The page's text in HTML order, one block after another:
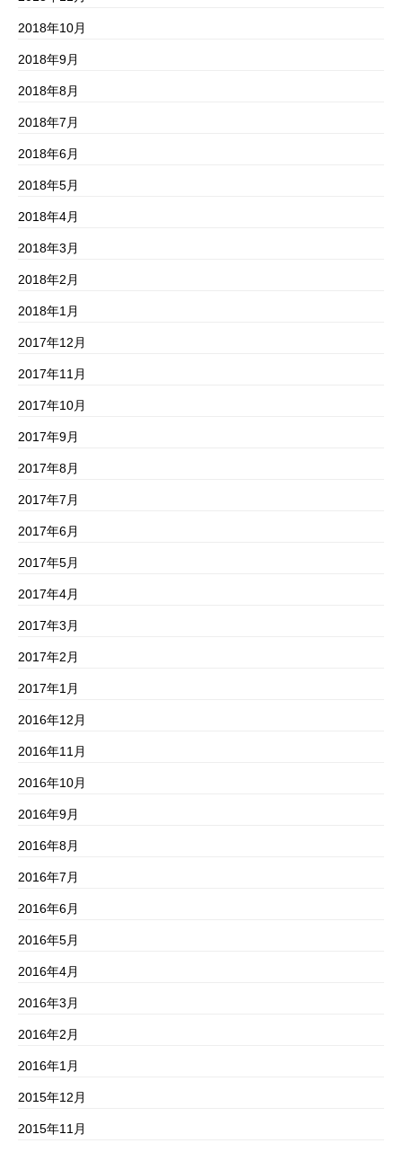
2018年10月
2018年9月
2018年8月
2018年7月
2018年6月
2018年5月
2018年4月
2018年3月
2018年2月
2018年1月
2017年12月
2017年11月
2017年10月
2017年9月
2017年8月
2017年7月
2017年6月
2017年5月
2017年4月
2017年3月
2017年2月
2017年1月
2016年12月
2016年11月
2016年10月
2016年9月
2016年8月
2016年7月
2016年6月
2016年5月
2016年4月
2016年3月
2016年2月
2016年1月
2015年12月
2015年11月